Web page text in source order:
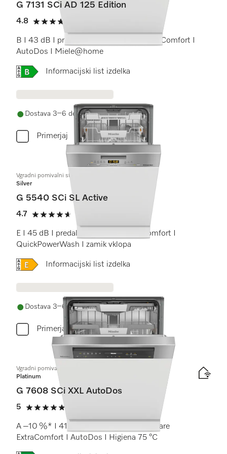
G 7131 SCi AD 125 Edition
4.8
4.8 od 5
B I 43 dB I predal za pribor I košare ExtraComfort I
AutoDos I Miele@home
Online Label Flag, Energijska nalepka
Informacijski list izdelka
Dostava 3–6 delovnih dni
Primerjaj
Vgradni pomivalni stroj 45 cm
Silver
G 5540 SCi SL Active
4.7
4.7 od 5
E I 45 dB I predal za pribor I košare Comfort I
QuickPowerWash I zamik vklopa
Online Label Flag, Energijska nalepka
Informacijski list izdelka
Dostava 3–6 delovnih dni
Primerjaj
Vgradni pomivalni stroj XXL
Platinum
G 7608 SCi XXL AutoDos
5
5 od 5
A –10 %* I 41 dB I predal za pribor I košare
ExtraComfort I AutoDos I Higiena 75 °C